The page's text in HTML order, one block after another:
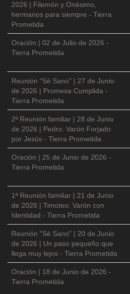
2026 | Filemón y Onésimo,
hermanos para siempre - Tierra
Prometida
Oración | 02 de Julio de 2026 -
Tierra Prometida
Reunión "Sé Sano" | 27 de Junio
de 2026 | Promesa Cumplida -
Tierra Prometida
2ª Reunión familiar | 28 de Junio
de 2026 | Pedro: Varón Forjado
por Jesús - Tierra Prometida
Oración | 25 de Junio de 2026 -
Tierra Prometida
1ª Reunión familiar | 21 de Junio
de 2026 | Timoteo: Varón con
Identidad - Tierra Prometida
Reunión "Sé Sano" | 20 de Junio
de 2026 | Un paso pequeño que
llega muy lejos - Tierra Prometida
Oración | 18 de Junio de 2026 -
Tierra Prometida